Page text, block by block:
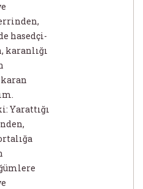
hasedçi-
karanlığı
Yarattığı